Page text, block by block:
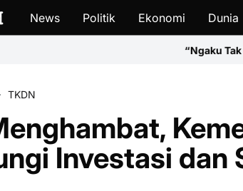
News Politik Ekonomi Dunia
“Ngaku Tak Tahu Aturan, Kok
TKDN
Investasi dan